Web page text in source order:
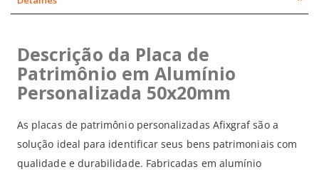
Descrição da Placa de
Patrimônio em Alumínio
Personalizada 50x20mm
As placas de patrimônio personalizadas Afixgraf são a
solução ideal para identificar seus bens patrimoniais com
qualidade e durabilidade. Fabricadas em alumínio